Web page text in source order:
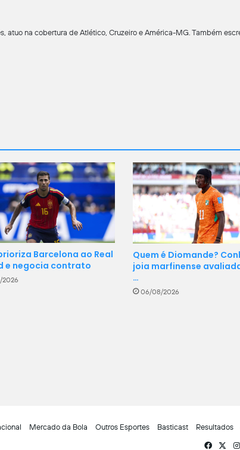
atuo na cobertura de Atlético, Cruzeiro e América-MG. Também
Barcelona ao Real
e negocia contrato
Quem é Diomande?
joia marfinense
…
06/08/2026
Mercado da Bola Outros Esportes Basticast Resultados
Facebook
X